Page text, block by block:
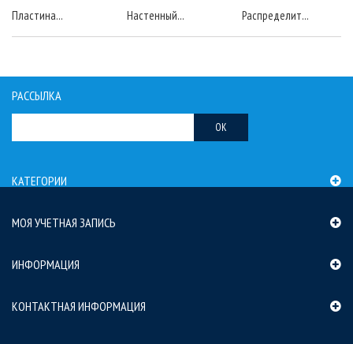
Пластина... Настенный... Распределит...
РАССЫЛКА
OK
КАТЕГОРИИ
МОЯ УЧЕТНАЯ ЗАПИСЬ
ИНФОРМАЦИЯ
КОНТАКТНАЯ ИНФОРМАЦИЯ